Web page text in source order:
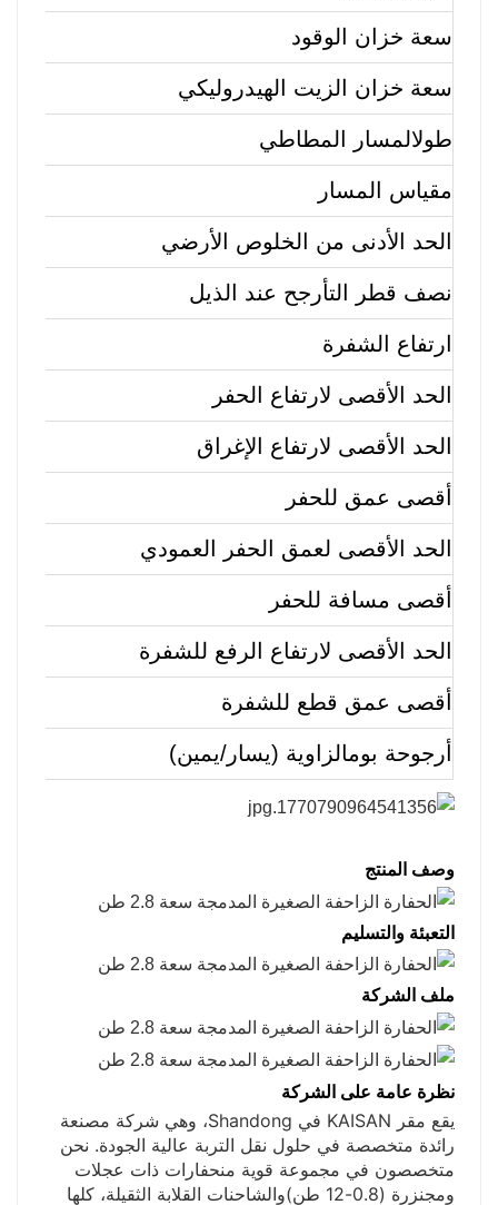
سعة خزان الوقود
سعة خزان الزيت الهيدروليكي
طولالمسار المطاطي
مقياس المسار
الحد الأدنى من الخلوص الأرضي
نصف قطر التأرجح عند الذيل
ارتفاع الشفرة
الحد الأقصى لارتفاع الحفر
الحد الأقصى لارتفاع الإغراق
أقصى عمق للحفر
الحد الأقصى لعمق الحفر العمودي
أقصى مسافة للحفر
الحد الأقصى لارتفاع الرفع للشفرة
أقصى عمق قطع للشفرة
أرجوحة بومالزاوية (يسار/يمين)
وصف المنتج
التعبئة والتسليم
ملف الشركة
نظرة عامة على الشركة
يقع مقر KAISAN في Shandong، وهي شركة مصنعة
رائدة متخصصة في حلول نقل التربة عالية الجودة. نحن
متخصصون في مجموعة قوية منحفارات ذات عجلات
ومجنزرة (0.8-12 طن)
والشاحنات القلابة الثقيلة، كلها